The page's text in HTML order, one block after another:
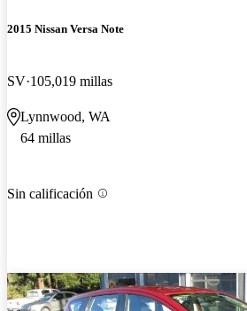
2015 Nissan Versa Note
SV 105,019 millas
Lynnwood, WA
64 millas
Sin calificación